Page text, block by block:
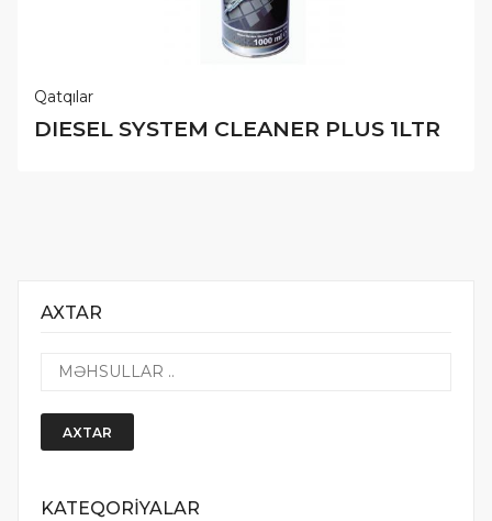
AXTAR
AXTAR
KATEQORİYALAR
Qatqılar
DIESEL SYSTEM CLEANER PLUS 1LTR